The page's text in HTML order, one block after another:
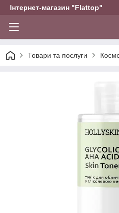
Інтернет-магазин "Flattop"
Товари та послуги